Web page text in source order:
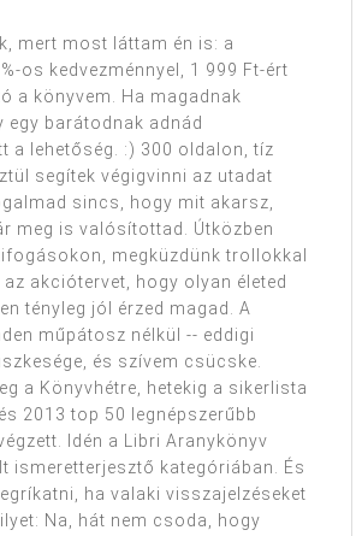
mert most láttam én is: a
os kedvezménnyel, 1 999 Ft-ért
a könyvem. Ha magadnak
egy barátodnak adnád
a lehetőség. :) 300 oldalon, tíz
segítek végigvinni az utadat
sincs, hogy mit akarsz,
meg is valósítottad. Útközben
megküzdünk trollokkal
akciótervet, hogy olyan életed
tényleg jól érzed magad. A
műpátosz nélkül -- eddigi
és szívem csücske.
a Könyvhétre, hetekig a sikerlista
2013 top 50 legnépszerűbb
Idén a Libri Aranykönyv
ismeretterjesztő kategóriában. És
ha valaki visszajelzéseket
Na, hát nem csoda, hogy